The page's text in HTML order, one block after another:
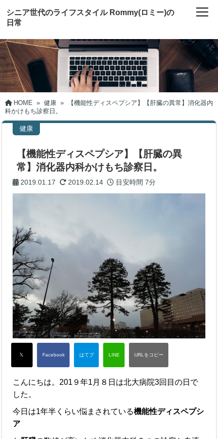
シニア世代のライフスタイル Rommy(ロミー)の
日常
HOME » 健康 »
【機能性ディスペプシア】【肝臓の異常】消化器内
科かけもち診察日。
健康
【機能性ディスペプシア】【肝臓の異
常】消化器内科かけもち診察日。
2019.01.17 2019.02.14 目安時間7分
こんにちは。201９年1月８日は北大病院3回目の日で
した。
今日は1年半くらい悩まされている機能性ディスペプシ
ア